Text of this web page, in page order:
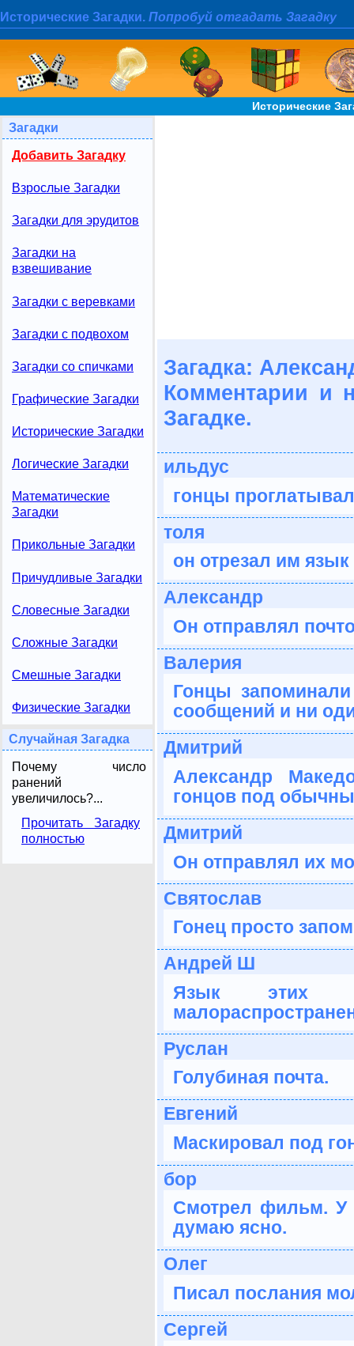
Исторические Загадки. Попробуй отгадать Загадку
Исторические
Загадки
Добавить Загадку
Взрослые Загадки
Загадки для эрудитов
Загадки на
взвешивание
Загадки с веревками
Загадки с подвохом
Загадки со спичками
Графические Загадки
Исторические Загадки
Логические Загадки
Математические
Загадки
Прикольные Загадки
Причудливые Загадки
Словесные Загадки
Сложные Загадки
Смешные Загадки
Физические Загадки
Случайная Загадка
Почему число
ранений
увеличилось?...
Прочитать Загадку
полностью
Загадка:
Комментарии и
Загадке.
ильдус
гонцы
толя
он отрезал им язык
Александр
Он отправлял
Валерия
Гонцы
сообщений и ни
Дмитрий
Александр
гонцов под
Дмитрий
Он отправлял их
Святослав
Гонец просто
Андрей Ш
Язык этих
Руслан
Голубиная почта.
Евгений
Маскировал под
бор
Смотрел фильм. У
думаю ясно.
Олег
Писал послания
Сергей